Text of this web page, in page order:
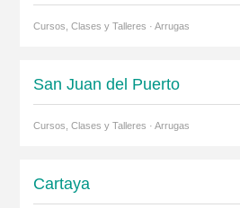
Cursos, Clases y Talleres · Arrugas
San Juan del Puerto
Cursos, Clases y Talleres · Arrugas
Cartaya